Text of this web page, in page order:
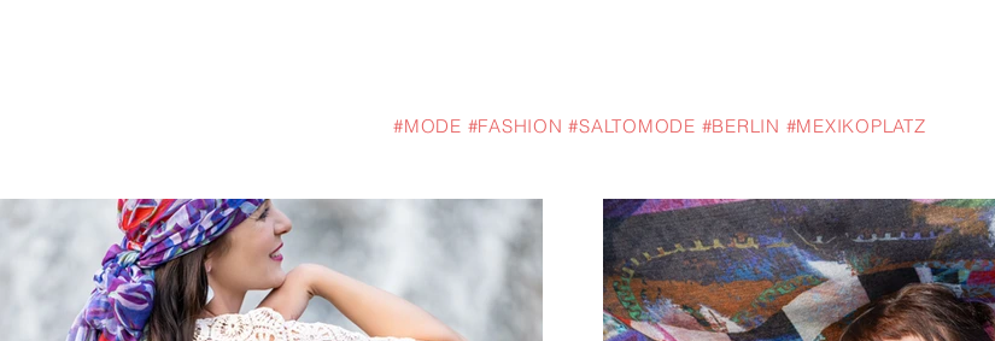
#MODE #FASHION #SALTOMODE #BERLIN #MEXIKOPLATZ